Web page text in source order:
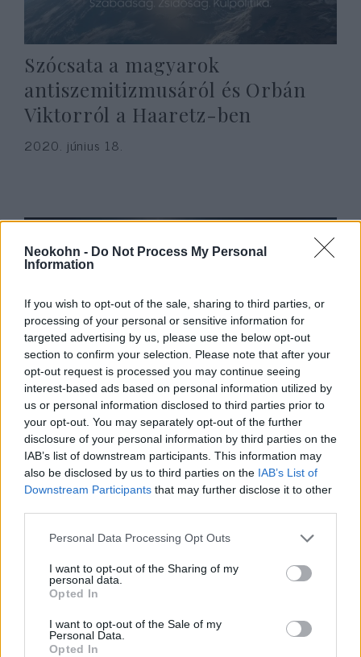
Neokohn - Do Not Process My Personal
Information
If you wish to opt-out of the sale, sharing to third parties, or
processing of your personal or sensitive information for
targeted advertising by us, please use the below opt-out
section to confirm your selection. Please note that after your
opt-out request is processed you may continue seeing
interest-based ads based on personal information utilized by
us or personal information disclosed to third parties prior to
your opt-out. You may separately opt-out of the further
disclosure of your personal information by third parties on the
IAB’s list of downstream participants. This information may
also be disclosed by us to third parties on the IAB’s List of
Downstream Participants that may further disclose it to other
Please note that this website/app uses one or more Google
not limited to your visit or usage behaviour. You may click to
grant or deny consent to Google and its third-party tags to
use your data for below specified purposes in below Google
consent section.
Personal Data Processing Opt Outs
I want to opt-out of the Sharing of my
personal data.
Opted In
I want to opt-out of the Sale of my
Personal Data.
Opted In
Szócsata a magyarok
antiszemitizmusáról és Orbán
Viktorról a Haaretz-ben
2020. június 18.
Hivatalos: Schmidt Mária nélkül
épül meg a Sorsok Háza
2019. június 20.